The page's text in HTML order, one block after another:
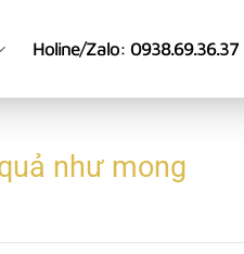
Holine/Zalo: 0938.69.36.37
như mong